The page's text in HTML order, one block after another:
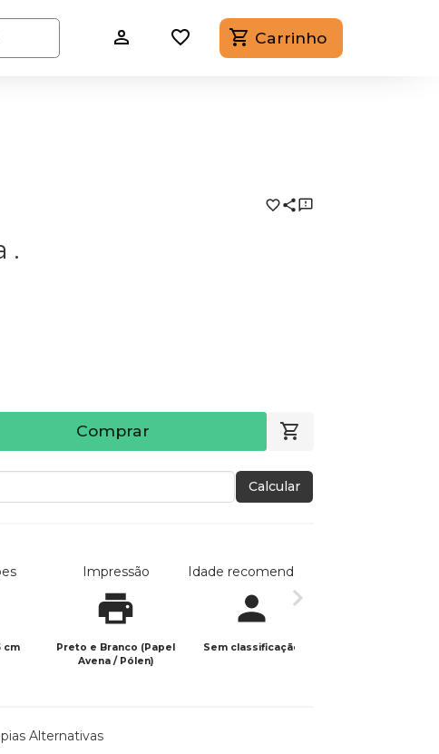
Carrinho
.
Comprar
Calcular
cm
Impressão
Preto e Branco (Papel
Avena / Pólen)
Idade recomendada
Sem classificação
Alternativas